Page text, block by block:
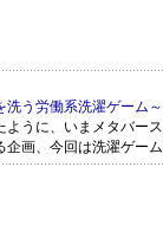
う労働系洗濯ゲーム
うに、いまメタバー
画、今回は洗濯ゲーム